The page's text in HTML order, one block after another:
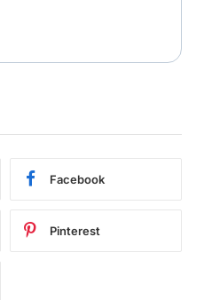
Facebook
Pinterest